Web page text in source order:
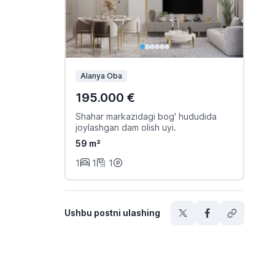
Alanya Oba
195.000 €
Shahar markazidagi bog' hududida
joylashgan dam olish uyi.
59 m²
1
1 1
Ushbu postni ulashing